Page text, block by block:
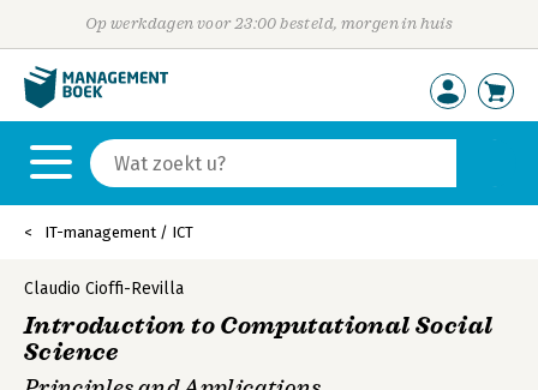
Op werkdagen voor 23:00 besteld, morgen in huis
IT-management / ICT
Claudio Cioffi-Revilla
Introduction to Computational Social
Science